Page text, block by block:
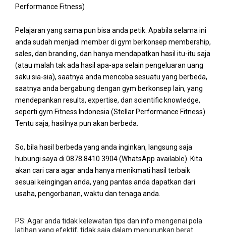
Performance Fitness)
Pelajaran yang sama pun bisa anda petik. Apabila selama ini
anda sudah menjadi member di gym berkonsep membership,
sales, dan branding, dan hanya mendapatkan hasil itu-itu saja
(atau malah tak ada hasil apa-apa selain pengeluaran uang
saku sia-sia), saatnya anda mencoba sesuatu yang berbeda,
saatnya anda bergabung dengan gym berkonsep lain, yang
mendepankan results, expertise, dan scientific knowledge,
seperti gym Fitness Indonesia (Stellar Performance Fitness).
Tentu saja, hasilnya pun akan berbeda.
So, bila hasil berbeda yang anda inginkan, langsung saja
hubungi saya di 0878 8410 3904 (WhatsApp available). Kita
akan cari cara agar anda hanya menikmati hasil terbaik
sesuai keingingan anda, yang pantas anda dapatkan dari
usaha, pengorbanan, waktu dan tenaga anda.
PS: Agar anda tidak kelewatan tips dan info mengenai pola
latihan yang efektif, tidak saja dalam menurunkan berat